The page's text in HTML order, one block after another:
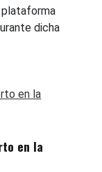
plataforma
dicha
en la